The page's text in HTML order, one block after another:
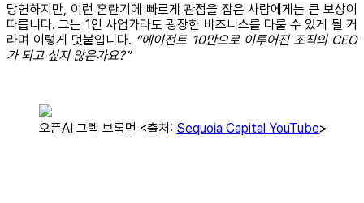
당연하지만, 이런 혼란기에 빠르게 관점을 잡은 사람에게는 큰 보상이
따릅니다. 그는 1인 사업가라도 굉장한 비즈니스를 다룰 수 있게 될 거
라며 이렇게 덧붙입니다. “에이전트 10만으로 이루어진 조직의 CEO
가 되고 싶지 않은가요?”
오픈AI 그렉 브록먼 <출처: Sequoia Capital YouTube>